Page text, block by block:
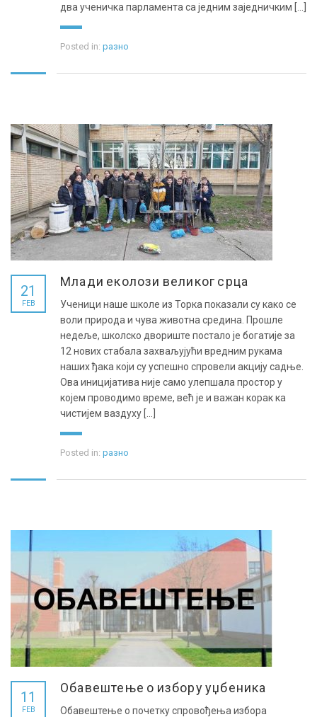
два ученичка парламента са једним заједничким [...]
Posted in: разно
21
FEB
Млади еколози великог срца
Ученици наше школе из Торка показали су како се
воли природа и чува животна средина. Прошле
недеље, школско двориште постало је богатије за
12 нових стабала захваљујући вредним рукама
наших ђака који су успешно спровели акцију садње.
Ова иницијатива није само улепшала простор у
којем проводимо време, већ је и важан корак ка
чистијем ваздуху [...]
Posted in: разно
11
FEB
Обавештење о избору уџбеника
Обавештење о почетку спровођења избора